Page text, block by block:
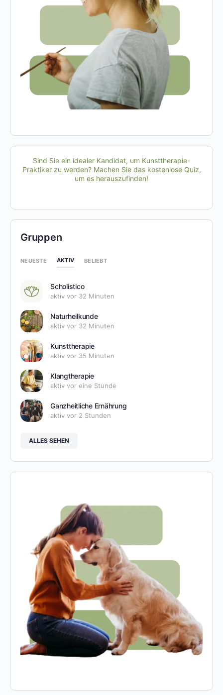
Sind Sie ein idealer Kandidat, um Kunsttherapie-
Praktiker zu werden? Machen Sie das kostenlose Quiz,
um es herauszufinden!
Gruppen
NEUESTE AKTIV BELIEBT
Scholistico
aktiv vor 32 Minuten
Naturheilkunde
aktiv vor 32 Minuten
Kunsttherapie
aktiv vor 35 Minuten
Klangtherapie
aktiv vor eine Stunde
Ganzheitliche Ernährung
aktiv vor 2 Stunden
ALLES SEHEN